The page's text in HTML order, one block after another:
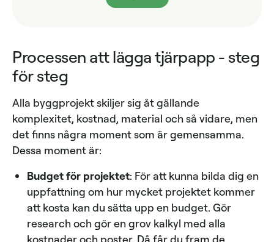
Processen att lägga tjärpapp - steg
för steg
Alla byggprojekt skiljer sig åt gällande
komplexitet, kostnad, material och så vidare, men
det finns några moment som är gemensamma.
Dessa moment är:
Budget för projektet: För att kunna bilda dig en
uppfattning om hur mycket projektet kommer
att kosta kan du sätta upp en budget. Gör
research och gör en grov kalkyl med alla
kostnader och poster. Då får du fram de